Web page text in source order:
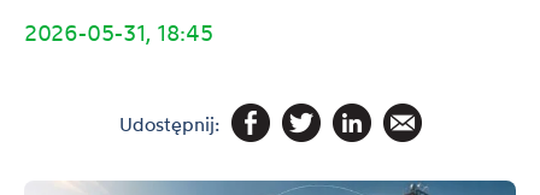
2026-05-31, 18:45
Udostępnij: